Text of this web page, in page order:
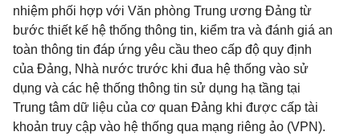
nhiệm phối hợp với Văn phòng Trung ương Đảng từ
bước thiết kế hệ thống thông tin, kiểm tra và đánh giá an
toàn thông tin đáp ứng yêu cầu theo cấp độ quy định
của Đảng, Nhà nước trước khi đua hệ thống vào sử
dụng và các hệ thống thông tin sử dụng hạ tầng tại
Trung tâm dữ liệu của cơ quan Đảng khi được cấp tài
khoản truy cập vào hệ thống qua mạng riêng ảo (VPN).